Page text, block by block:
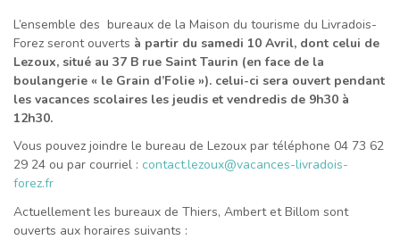
textetexte
L’ensemble des bureaux de la Maison du tourisme du Livradois-
Forez seront ouverts à partir du samedi 10 Avril, dont celui de
Lezoux, situé au 37 B rue Saint Taurin (en face de la
boulangerie « le Grain d’Folie »). celui-ci sera ouvert pendant
les vacances scolaires les jeudis et vendredis de 9h30 à
12h30.
Vous pouvez joindre le bureau de Lezoux par téléphone 04 73 62
29 24 ou par courriel : contact.lezoux@vacances-livradois-
forez.fr
Actuellement les bureaux de Thiers, Ambert et Billom sont
ouverts aux horaires suivants :